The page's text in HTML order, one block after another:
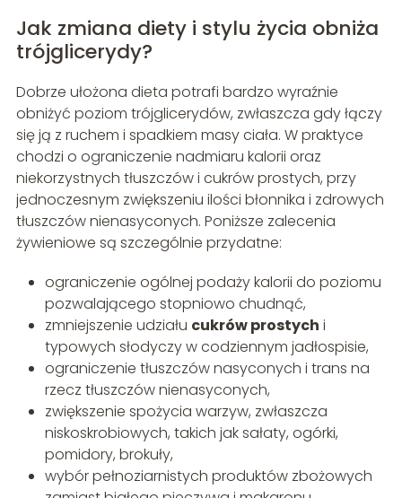
Jak zmiana diety i stylu życia obniża
trójglicerydy?
Dobrze ułożona dieta potrafi bardzo wyraźnie
obniżyć poziom trójglicerydów, zwłaszcza gdy łączy
się ją z ruchem i spadkiem masy ciała. W praktyce
chodzi o ograniczenie nadmiaru kalorii oraz
niekorzystnych tłuszczów i cukrów prostych, przy
jednoczesnym zwiększeniu ilości błonnika i zdrowych
tłuszczów nienasyconych. Poniższe zalecenia
żywieniowe są szczególnie przydatne:
ograniczenie ogólnej podaży kalorii do poziomu
pozwalającego stopniowo chudnąć,
zmniejszenie udziału cukrów prostych i
typowych słodyczy w codziennym jadłospisie,
ograniczenie tłuszczów nasyconych i trans na
rzecz tłuszczów nienasyconych,
zwiększenie spożycia warzyw, zwłaszcza
niskoskrobiowych, takich jak sałaty, ogórki,
pomidory, brokuły,
wybór pełnoziarnistych produktów zbożowych